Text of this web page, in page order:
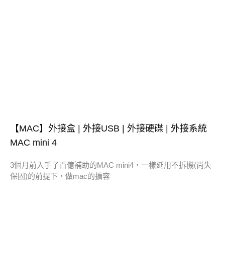
【MAC】外接盒 | 外接USB | 外接硬碟 | 外接系統
MAC mini 4
3個月前入手了百億補助的MAC mini4，一樣延用不拆機(尚失
保固)的前提下，做mac的擴容